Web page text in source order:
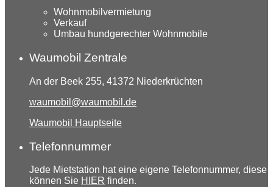
Wohnmobilvermietung
Verkauf
Umbau hundgerechter Wohnmobile
Waumobil Zentrale
An der Beek 255, 41372 Niederkrüchten
waumobil@waumobil.de
Waumobil Hauptseite
Telefonnummer
Jede Mietstation hat eine eigene Telefonnummer, diese
können Sie HIER finden.